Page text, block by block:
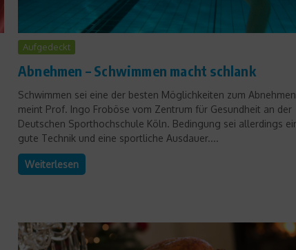
Aufgedeckt
Abnehmen – Schwimmen macht schlank
Schwimmen sei eine der besten Möglichkeiten zum
meint Prof. Ingo Froböse vom Zentrum für Gesundheit an der
Deutschen Sporthochschule Köln. Bedingung sei allerdings
gute Technik und eine sportliche Ausdauer....
Weiterlesen